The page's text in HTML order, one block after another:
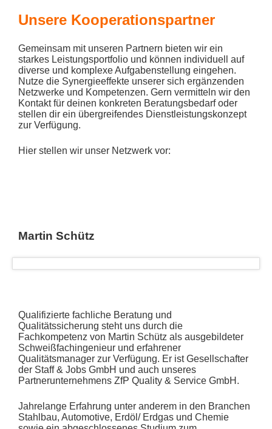
Unsere Kooperationspartner
Gemeinsam mit unseren Partnern bieten wir ein
starkes Leistungsportfolio und können individuell auf
diverse und komplexe Aufgabenstellung eingehen.
Nutze die Synergieeffekte unserer sich ergänzenden
Netzwerke und Kompetenzen. Gern vermitteln wir den
Kontakt für deinen konkreten Beratungsbedarf oder
stellen dir ein übergreifendes Dienstleistungskonzept
zur Verfügung.
Hier stellen wir unser Netzwerk vor:
Martin Schütz
Qualifizierte fachliche Beratung und
Qualitätssicherung steht uns durch die
Fachkompetenz von Martin Schütz als ausgebildeter
Schweißfachingenieur und erfahrener
Qualitätsmanager zur Verfügung. Er ist Gesellschafter
der Staff & Jobs GmbH und auch unseres
Partnerunternehmens ZfP Quality & Service GmbH.
Jahrelange Erfahrung unter anderem in den Branchen
Stahlbau, Automotive, Erdöl/ Erdgas und Chemie